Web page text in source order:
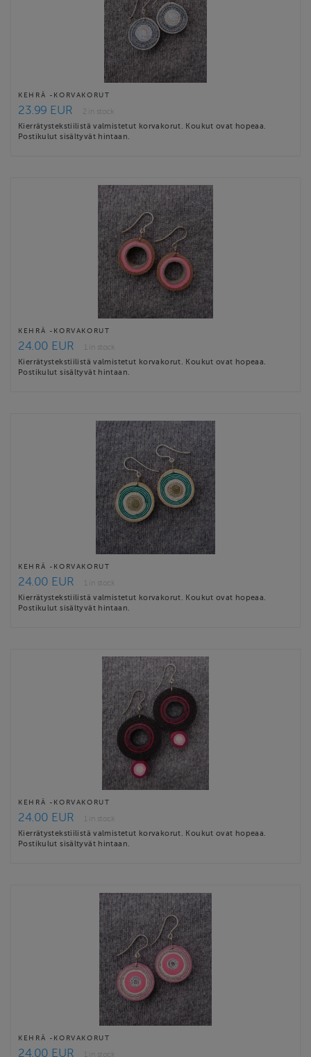
KEHRÄ -KORVAKORUT
23.99 EUR
2 in stock
Kierrätystekstiilistä valmistetut korvakorut. Koukut ovat hopeaa.
Postikulut sisältyvät hintaan.
KEHRÄ -KORVAKORUT
24.00 EUR
1 in stock
Kierrätystekstiilistä valmistetut korvakorut. Koukut ovat hopeaa.
Postikulut sisältyvät hintaan.
KEHRÄ -KORVAKORUT
24.00 EUR
1 in stock
Kierrätystekstiilistä valmistetut korvakorut. Koukut ovat hopeaa.
Postikulut sisältyvät hintaan.
KEHRÄ -KORVAKORUT
24.00 EUR
1 in stock
Kierrätystekstiilistä valmistetut korvakorut. Koukut ovat hopeaa.
Postikulut sisältyvät hintaan.
KEHRÄ -KORVAKORUT
24.00 EUR 1 in stock